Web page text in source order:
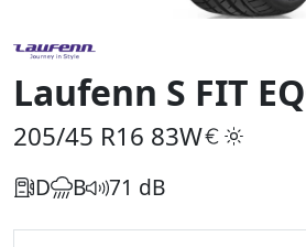
Laufenn S FIT
205/45 R16 83W
D B 71 dB